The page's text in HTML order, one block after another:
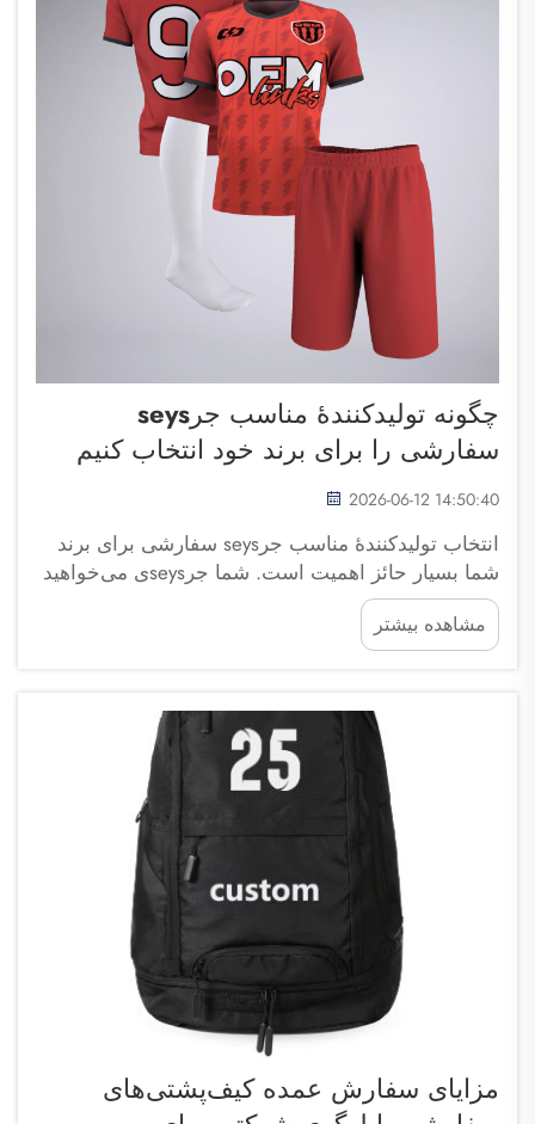
چگونه تولیدکنندهٔ مناسب جرseys
سفارشی را برای برند خود انتخاب کنیم
2026-06-12 14:50:40
انتخاب تولیدکنندهٔ مناسب جرseys سفارشی برای برند
شما بسیار حائز اهمیت است. شما جرseysی می‌خواهید
که ظاهری جذاب داشته باشند، راحت بپوشند و برند
شما را به‌خوبی نمایش دهند. با وجود تنوع زیاد گزینه‌ها،
پیدا کردن بهترین تولیدکننده می‌تواند دشوار باشد.
مشاهده بیشتر
مزایای سفارش عمده کیف‌پشتی‌های